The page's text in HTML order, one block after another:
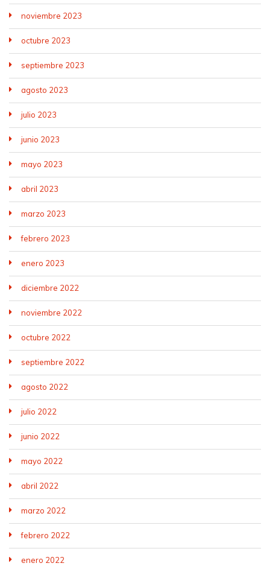
noviembre 2023
octubre 2023
septiembre 2023
agosto 2023
julio 2023
junio 2023
mayo 2023
abril 2023
marzo 2023
febrero 2023
enero 2023
diciembre 2022
noviembre 2022
octubre 2022
septiembre 2022
agosto 2022
julio 2022
junio 2022
mayo 2022
abril 2022
marzo 2022
febrero 2022
enero 2022